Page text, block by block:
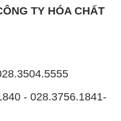
TY HÓA CHẤT
- 028.3756.1841-